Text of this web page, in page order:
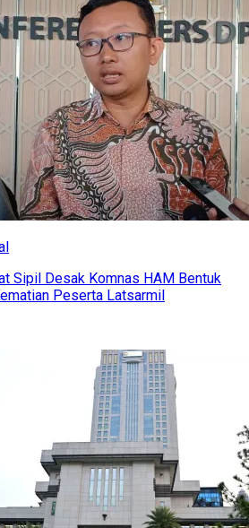
Sipil Desak Komnas HAM Bentuk
Peserta Latsarmil